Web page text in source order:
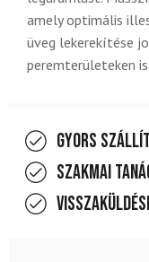
amely optimális
üveg lekerekítése
peremterületeken is.
Gyors
Szakmai